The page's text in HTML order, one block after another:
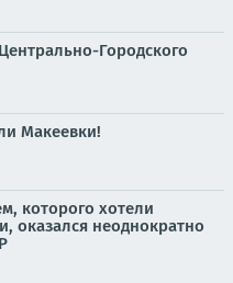
Городского
Макеевки!
которого хотели
оказался неоднократно